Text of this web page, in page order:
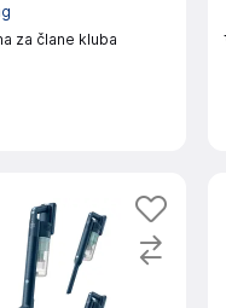
za člane kluba